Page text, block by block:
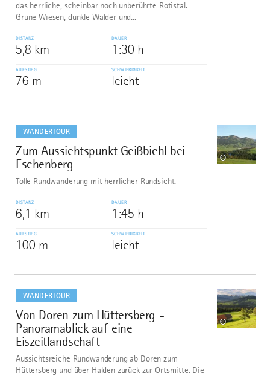
das herrliche, scheinbar noch unberührte Rotistal.
Grüne Wiesen, dunkle Wälder und...
DISTANZ
5,8 km
DAUER
1:30 h
AUFSTIEG
76 m
SCHWIERIGKEIT
leicht
WANDERTOUR
9
Zum Aussichtspunkt Geißbichl bei
Eschenberg
©
Tolle Rundwanderung mit herrlicher Rundsicht.
DISTANZ
6,1 km
DAUER
1:45 h
AUFSTIEG
100 m
SCHWIERIGKEIT
leicht
dazu
WANDERTOUR
10
Von Doren zum Hüttersberg -
Panoramablick auf eine
Eiszeitlandschaft
©
Aussichtsreiche Rundwanderung ab Doren zum
Hüttersberg und über Halden zurück zur Ortsmitte. Die
dazu